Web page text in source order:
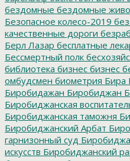
бездомные бездомные
Безопасное колесо-2019
качественные дороги
Берл Лазар бесплатные
Бессмертный полк
библиотека бизнес бизнес
омбудсмен биометрия Бира
Биробидажан Биробиджан
Биробиджанская
Биробиджанская таможня
Биробиджанский Арбат
гарнизонный суд
искусств Биробиджанский